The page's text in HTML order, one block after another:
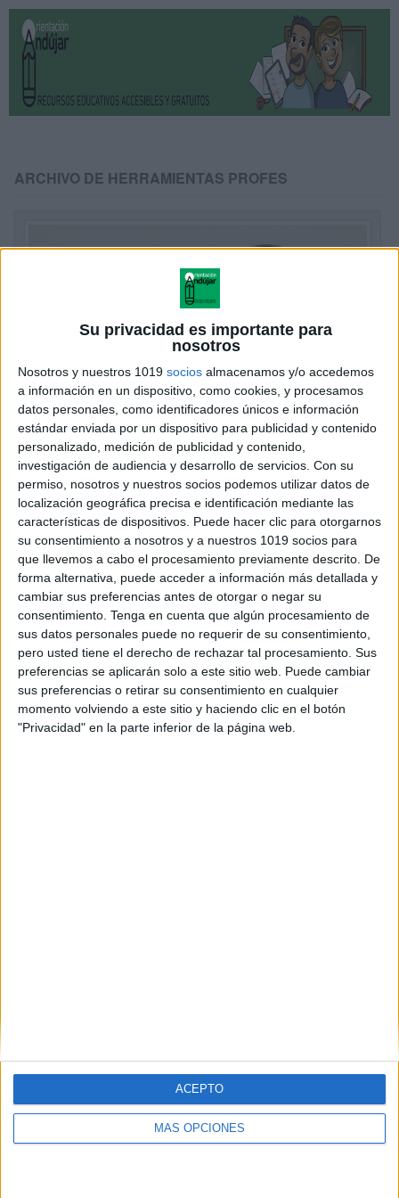
Su privacidad es importante para
nosotros
Nosotros y nuestros 1019 socios almacenamos y/o accedemos
a información en un dispositivo, como cookies, y procesamos
datos personales, como identificadores únicos e información
estándar enviada por un dispositivo para publicidad y contenido
personalizado, medición de publicidad y contenido,
investigación de audiencia y desarrollo de servicios. Con su
permiso, nosotros y nuestros socios podemos utilizar datos de
localización geográfica precisa e identificación mediante las
características de dispositivos. Puede hacer clic para otorgarnos
su consentimiento a nosotros y a nuestros 1019 socios para
que llevemos a cabo el procesamiento previamente descrito. De
forma alternativa, puede acceder a información más detallada y
cambiar sus preferencias antes de otorgar o negar su
consentimiento. Tenga en cuenta que algún procesamiento de
sus datos personales puede no requerir de su consentimiento,
pero usted tiene el derecho de rechazar tal procesamiento. Sus
preferencias se aplicarán solo a este sitio web. Puede cambiar
sus preferencias o retirar su consentimiento en cualquier
momento volviendo a este sitio y haciendo clic en el botón
"Privacidad" en la parte inferior de la página web.
MÁS OPCIONES
ACEPTO
ARCHIVO DE HERRAMIENTAS PROFES
Discos Duros Externos para Profesores
Publicado el 29 julio, 2025
Tener un disco duro externo de calidad es una de las
mejores inversiones que puede hacer un profesor o
profesora. Ya sea para guardar materiales, organizar
evaluaciones o liberar espacio […]
SEGUIR LEYENDO
Suscribir